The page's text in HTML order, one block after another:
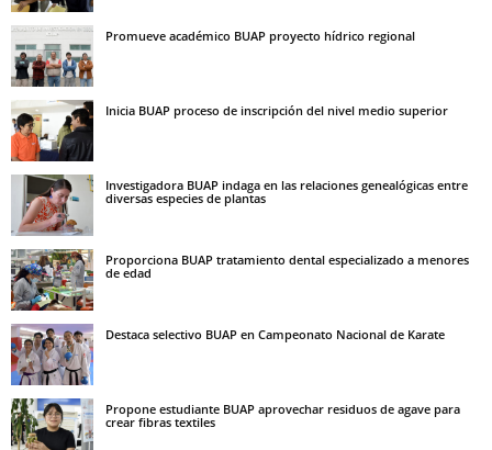
Promueve académico BUAP proyecto hídrico regional
Inicia BUAP proceso de inscripción del nivel medio superior
Investigadora BUAP indaga en las relaciones genealógicas entre
diversas especies de plantas
Proporciona BUAP tratamiento dental especializado a menores
de edad
Destaca selectivo BUAP en Campeonato Nacional de Karate
Propone estudiante BUAP aprovechar residuos de agave para
crear fibras textiles